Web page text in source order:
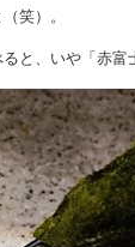
笑）。
と、いや「赤富